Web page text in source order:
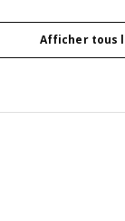
Afficher tous